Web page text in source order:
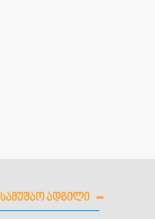
ᲡᲐᲛᲣᲨᲐᲝ ᲐᲓᲒᲘᲚᲘ